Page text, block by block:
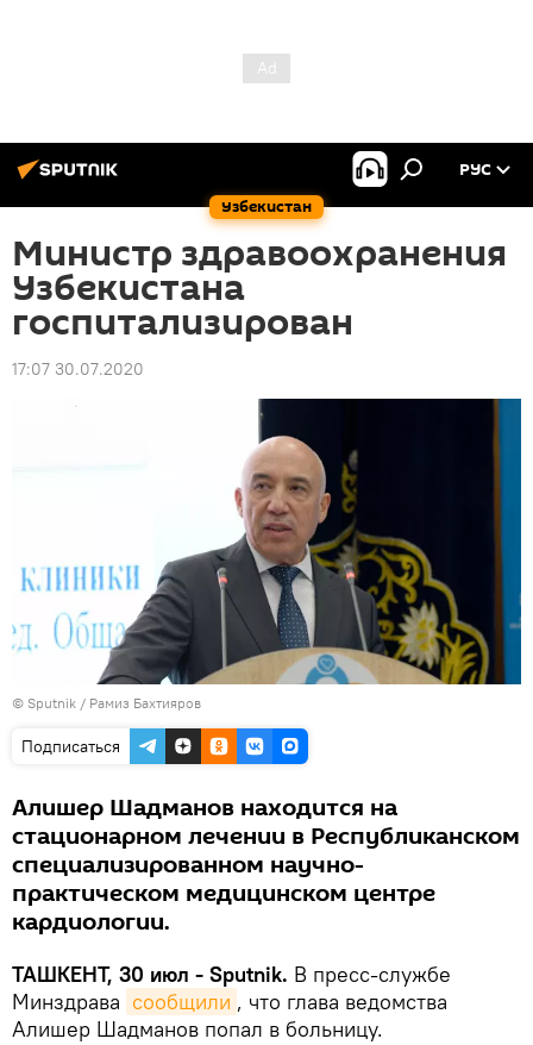
Узбекистан
РУС
Министр здравоохранения
Узбекистана
госпитализирован
17:07 30.07.2020
© Sputnik / Рамиз Бахтияров
Подписаться
Алишер Шадманов находится на
стационарном лечении в Республиканском
специализированном научно-
практическом медицинском центре
кардиологии.
ТАШКЕНТ, 30 июл - Sputnik. В пресс-службе
Минздрава сообщили , что глава ведомства
Алишер Шадманов попал в больницу.